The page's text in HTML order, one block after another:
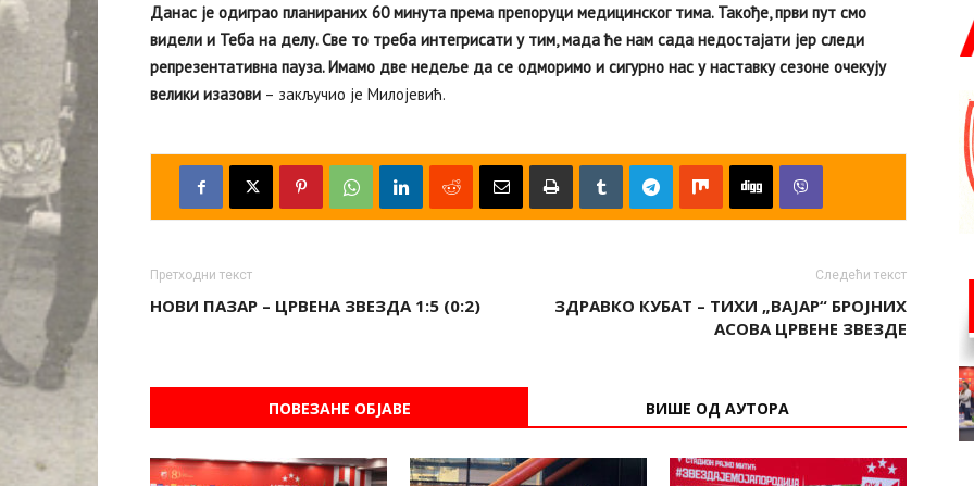
Данас је одиграо планираних 60 минута према препоруци медицинског тима. Такође, први пут смо
видели и Теба на делу. Све то треба интегрисати у тим, мада ће нам сада недостајати јер следи
репрезентативна пауза. Имамо две недеље да се одморимо и сигурно нас у наставку сезоне очекују
велики изазови – закључио је Милојевић.
Претходни текст
НОВИ ПАЗАР – ЦРВЕНА ЗВЕЗДА 1:5 (0:2)
Следећи текст
ЗДРАВКО КУБАТ – ТИХИ „ВАЈАР“ БРОЈНИХ
АСОВА ЦРВЕНЕ ЗВЕЗДЕ
ПОВЕЗАНЕ ОБЈАВЕ ВИШЕ ОД АУТОРА